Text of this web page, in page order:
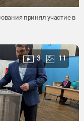
принял участие в
3 11